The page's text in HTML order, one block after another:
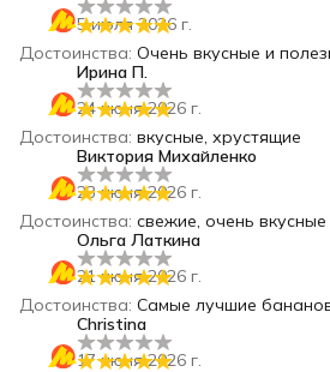
5 июля 2026 г.
Достоинства: Очень вкусные и
Ирина П.
24 июня 2026 г.
Достоинства: вкусные, хрустящие
Виктория Михайленко
23 июня 2026 г.
Достоинства: свежие, очень вкусные
Ольга Латкина
21 июня 2026 г.
Достоинства: Самые лучшие
Christina
17 июня 2026 г.